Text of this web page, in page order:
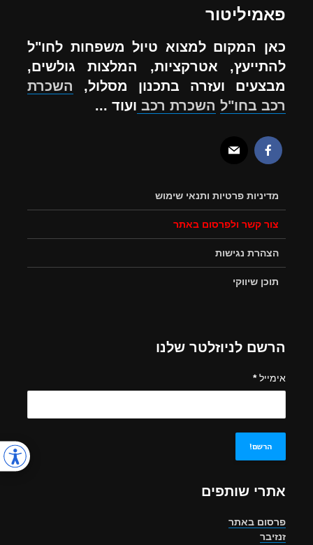
פאמיליטור
כאן המקום למצוא טיול משפחות לחו"ל
להתייעץ, אטרקציות, המלצות גולשים,
מבצעים ועזרה בתכנון מסלול, השכרת
רכב בחו"ל השכרת רכב ועוד ...
מדיניות פרטיות ותנאי שימוש
צור קשר ולפרסום באתר
הצהרת נגישות
תוכן שיווקי
הרשם לניוזלטר שלנו
אימייל*
אתרי שותפים
פרסום באתר
זנזיבר